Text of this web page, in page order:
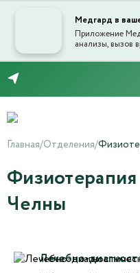
Медгард в
Приложение
анализы, вызов
Главная/Отделения/
Челны
Лечебно-